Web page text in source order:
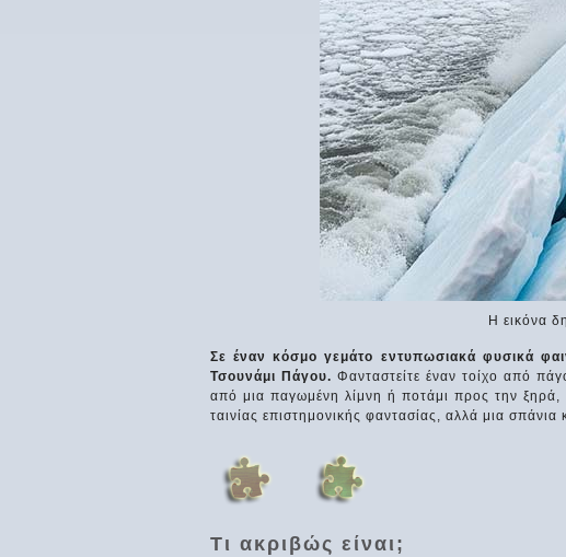
Η εικόνα
Σε έναν κόσμο γεμάτο εντυπωσιακά φυσικά
Τσουνάμι Πάγου.Φανταστείτε έναν τοίχο από
από μια παγωμένη λίμνη ή ποτάμι προς την ξηρά,
ταινίας επιστημονικής φαντασίας, αλλά μια
Τι ακριβώς είναι;